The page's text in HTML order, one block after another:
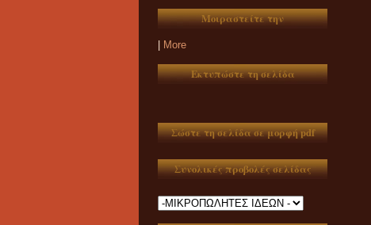
Μοιραστείτε την
More
Εκτυπώστε τη σελίδα
Σώστε τη σελίδα σε μορφή pdf
Συνολικές προβολές σελίδας